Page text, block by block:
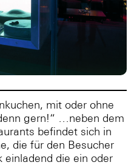
mit oder ohne
gern!“ …neben dem
befindet sich in
die für den Besucher
einladend die ein oder